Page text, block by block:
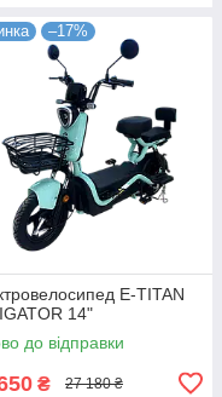
–17%
E-TITAN
14"
до відправки
₴ 27 180 ₴